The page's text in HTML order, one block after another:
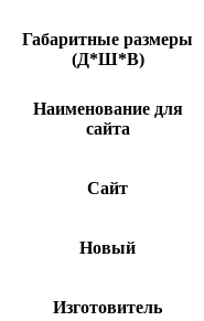
Габаритные размеры
(Д*Ш*В)
Наименование для
сайта
Сайт
Новый
Изготовитель